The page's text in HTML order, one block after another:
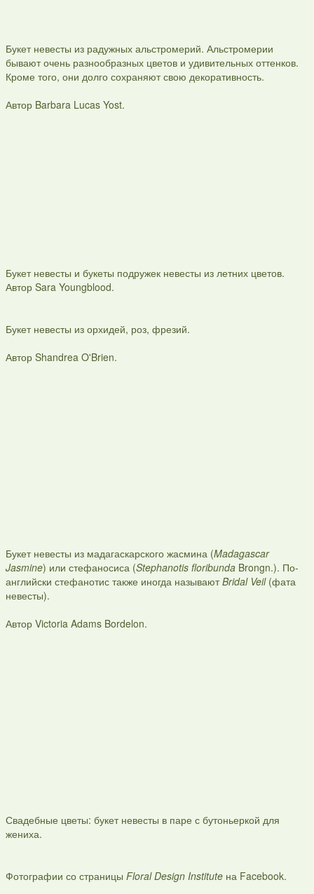
Букет невесты из радужных альстромерий. Альстромерии
бывают очень разнообразных цветов и удивительных оттенков.
Кроме того, они долго сохраняют свою декоративность.
Автор Barbara Lucas Yost.
Букет невесты и букеты подружек невесты из летних цветов.
Автор Sara Youngblood.
Букет невесты из орхидей, роз, фрезий.
Автор Shandrea O'Brien.
Букет невесты из мадагаскарского жасмина (Madagascar
Jasmine) или стефаносиса (Stephanotis floribundaBrongn.). По-
английски стефанотис также иногда называютBridal Veil(фата
невесты).
Автор Victoria Adams Bordelon.
Свадебные цветы: букет невесты в паре с бутоньеркой для
жениха.
Фотографии со страницы Floral Design Instituteна Facebook.